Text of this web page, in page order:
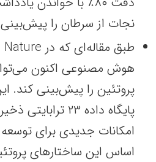
نجات از سرطان را
پروتئین را پیش‌بینی کند.
پایگاه داده ۲۳
امکانات جدیدی برای توسعه
اساس این ساختارهای